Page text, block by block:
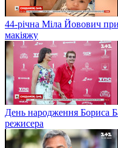
44-річна Міла Йовович
макіяжу
День народження Бориса
режисера